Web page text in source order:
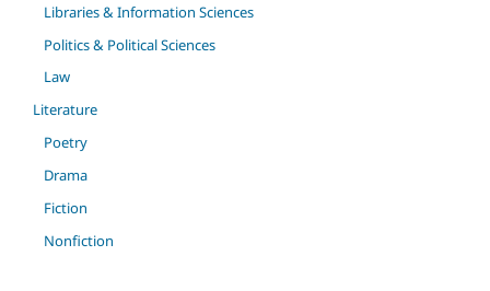
Libraries & Information Sciences
Politics & Political Sciences
Law
Literature
Poetry
Drama
Fiction
Nonfiction